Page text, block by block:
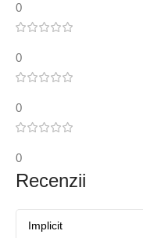
0
0
0
0
Recenzii